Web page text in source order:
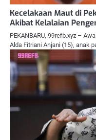
Kecelakaan Maut di
Akibat Kelalaian
PEKANBARU, 99refb.xyz –
Alda Fitriani Anjani (15), anak